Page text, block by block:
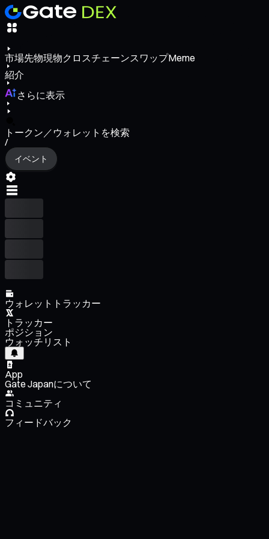
市場先物現物クロスチェーンスワップMeme
紹介
さらに表示
トークン／ウォレットを検索
/
イベント
ウォレットトラッカー
トラッカー
ポジション
ウォッチリスト
App
Gate Japanについて
コミュニティ
フィードバック